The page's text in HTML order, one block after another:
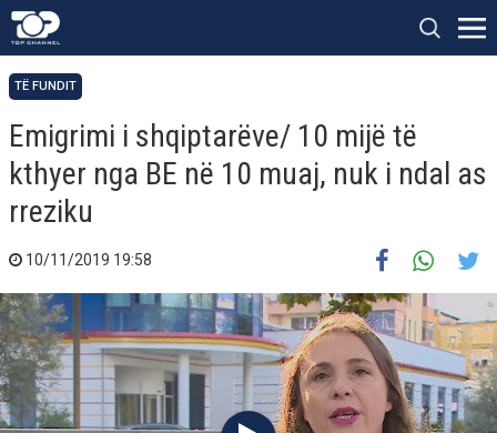
TË FUNDIT
Emigrimi i shqiptarëve/ 10 mijë të
kthyer nga BE në 10 muaj, nuk i ndal as
rreziku
10/11/2019 19:58